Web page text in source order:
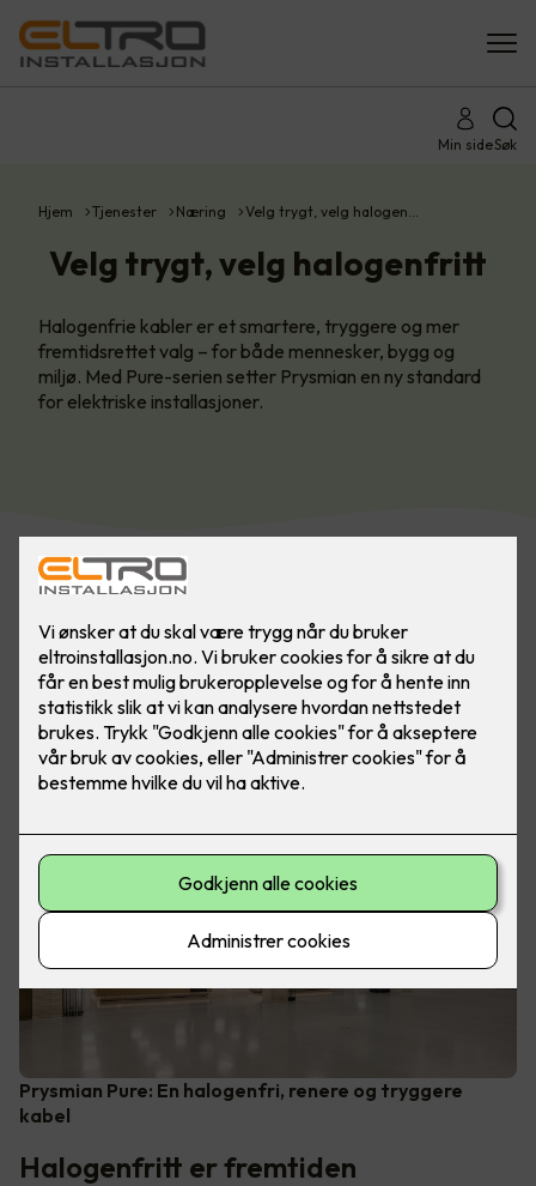
Min sideSøk
Hjem Tjenester Næring Velg trygt, velg halogen…
Velg trygt, velg halogenfritt
Halogenfrie kabler er et smartere, tryggere og mer
fremtidsrettet valg – for både mennesker, bygg og
miljø. Med Pure-serien setter Prysmian en ny standard
for elektriske installasjoner.
Prysmian Pure: En halogenfri, renere og tryggere
kabel
Halogenfritt er fremtiden